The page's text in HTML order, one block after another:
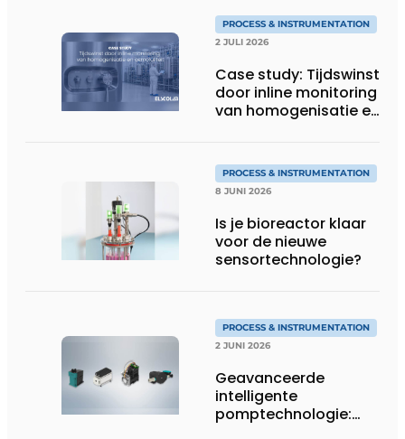
PROCESS & INSTRUMENTATION
2 JULI 2026
Case study: Tijdswinst
door inline monitoring
van homogenisatie en
PROCESS & INSTRUMENTATION
8 JUNI 2026
Is je bioreactor klaar
voor de nieuwe
sensortechnologie?
PROCESS & INSTRUMENTATION
2 JUNI 2026
Geavanceerde
intelligente
pomptechnologie: